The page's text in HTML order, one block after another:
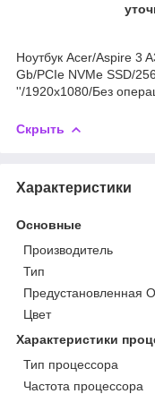
Ноутбук Acer/Aspire 3
Gb/PCIe NVMe SSD/
''/1920x1080/Без
Скрыть
Характеристики
Основные
Производитель
Тип
Предустановленная
Цвет
Характеристики
Тип процессора
Частота процессора